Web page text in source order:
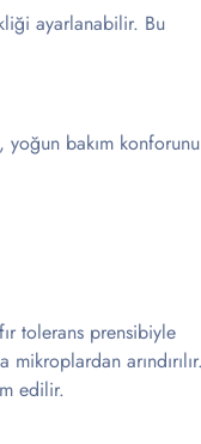
ayarlanabilir. Bu
bakım konforunu
tolerans prensibiyle
arındırılır.
edilir.